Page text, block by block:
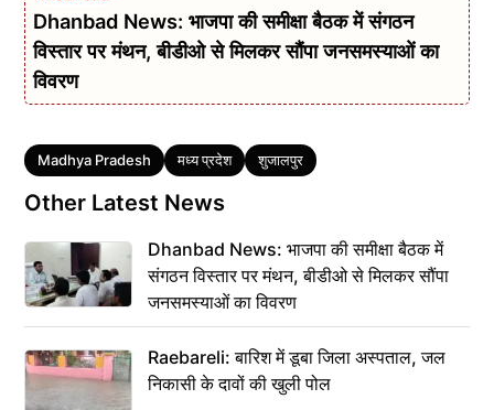
Dhanbad News: भाजपा की समीक्षा बैठक में संगठन
विस्तार पर मंथन, बीडीओ से मिलकर सौंपा जनसमस्याओं का
विवरण
Tags
Madhya Pradesh मध्य प्रदेश शुजालपुर
Other Latest News
Dhanbad News: भाजपा की समीक्षा बैठक में
संगठन विस्तार पर मंथन, बीडीओ से मिलकर सौंपा
जनसमस्याओं का विवरण
Raebareli: बारिश में डूबा जिला अस्पताल, जल
निकासी के दावों की खुली पोल